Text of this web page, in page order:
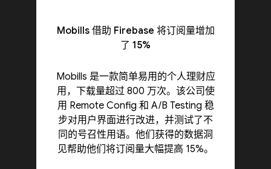
Mobills 借助 Firebase 将订阅量增加
了 15%
Mobills 是一款简单易用的个人理财应
用，下载量超过 800 万次。该公司使
用 Remote Config 和 A/B Testing 稳
步对用户界面进行改进，并测试了不
同的号召性用语。他们获得的数据洞
见帮助他们将订阅量大幅提高 15%。